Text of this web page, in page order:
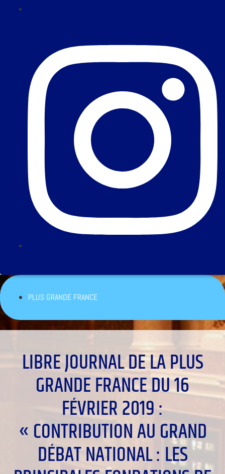
PLUS GRANDE FRANCE
LIBRE JOURNAL DE LA PLUS
GRANDE FRANCE DU 16
FÉVRIER 2019 :
« CONTRIBUTION AU GRAND
DÉBAT NATIONAL : LES